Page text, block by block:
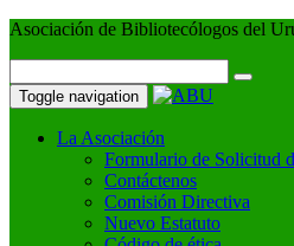
Asociación de Bibliotecólogos del
Toggle navigation
La Asociación
Formulario de Solicitud
Contáctenos
Comisión Directiva
Nuevo Estatuto